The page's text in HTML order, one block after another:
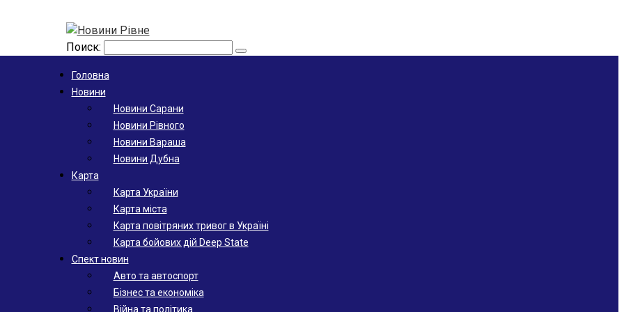
Поиск:
Головна
Новини
Новини Сарани
Новини Рівного
Новини Вараша
Новини Дубна
Карта
Карта України
Карта міста
Карта повітряних тривог в Україні
Карта бойових дій Deep State
Спект новин
Авто та автоспорт
Бізнес та економіка
Війна та політика